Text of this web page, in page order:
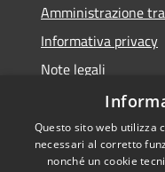
Amministrazione
Informativa privacy
Note legali
Dichiarazione di
Questo sito web utilizza
necessari al corretto
nonché un cookie